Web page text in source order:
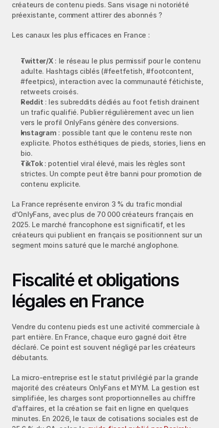
créateurs de contenu pieds. Sans visage ni notoriété
préexistante, comment attirer des abonnés ?
Les canaux les plus efficaces en France :
Twitter/X : le réseau le plus permissif pour le contenu
adulte. Hashtags ciblés (#feetfetish, #footcontent,
#feetpics), interaction avec la communauté fétichiste,
retweets croisés.
Reddit : les subreddits dédiés au foot fetish drainent
un trafic qualifié. Publier régulièrement avec un lien
vers le profil OnlyFans génère des conversions.
Instagram : possible tant que le contenu reste non
explicite. Photos esthétiques de pieds, stories, liens en
bio.
TikTok : potentiel viral élevé, mais les règles sont
strictes. Un compte peut être banni pour promotion de
contenu explicite.
La France représente environ 3 % du trafic mondial
d'OnlyFans, avec plus de 70 000 créateurs français en
2025. Le marché francophone est significatif, et les
créateurs qui publient en français se positionnent sur un
segment moins saturé que le marché anglophone.
Fiscalité et obligations
légales en France
Vendre du contenu pieds est une activité commerciale à
part entière. En France, chaque euro gagné doit être
déclaré. Ce point est souvent négligé par les créateurs
débutants.
La micro-entreprise est le statut privilégié par la grande
majorité des créateurs OnlyFans et MYM. La gestion est
simplifiée, les charges sont proportionnelles au chiffre
d'affaires, et la création se fait en ligne en quelques
minutes. En 2026, le taux de cotisations sociales est de